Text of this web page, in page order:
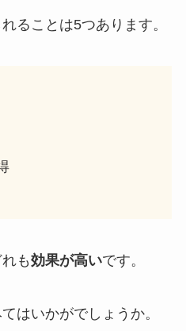
ることは5つあります。
も効果が高いです。
はいかがでしょうか。